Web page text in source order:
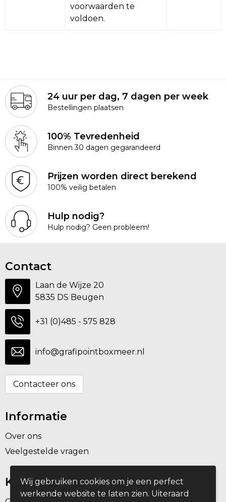
Waterbestendige tassen
Autotassen
voorwaarden te
voldoen.
24 uur per dag, 7 dagen per week
Bestellingen plaatsen
100% Tevredenheid
Binnen 30 dagen gegarandeerd
Prijzen worden direct berekend
100% veilig betalen
Hulp nodig?
Hulp nodig? Geen probleem!
Contact
Laan de Wijze 20
5835 DS Beugen
+31 (0)485 - 575 828
info@grafipointboxmeer.nl
Contacteer ons
Informatie
Over ons
Veelgestelde vragen
Klantenservice
Wij gebruiken cookies om je een perfect
werkende website te laten zien. Uiteraard